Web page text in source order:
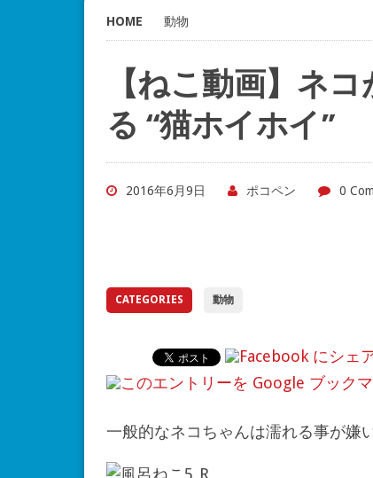
HOME 動物
【ねこ動画】ネ
る “猫ホイホイ”
2016年6月9日 ポコペン 0
CATEGORIES 動物
一般的なネコちゃんは濡れる事が嫌